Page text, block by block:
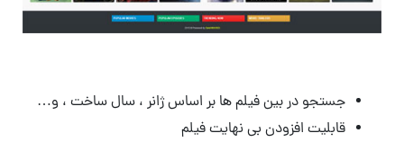
جستجو در بین فیلم ها بر اساس ژانر ، سال ساخت ، و…
قابلیت افزودن بی نهایت فیلم